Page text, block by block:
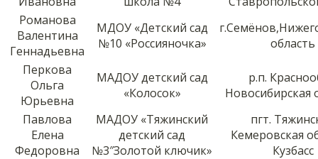
Романова
Валентина
Геннадьевна
МДОУ «Детский сад
№10 «Россияночка»
область
Перкова
Ольга
Юрьевна
МАДОУ детский сад
«Колосок»
р.п.
Новосибирская
Павлова
Елена
Федоровна
МАДОУ «Тяжинский
детский сад
№3″Золотой ключик»
пгт.
Кемеровская
Кузбасс